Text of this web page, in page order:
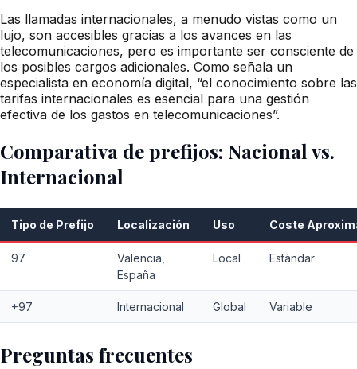
Las llamadas internacionales, a menudo vistas como un
lujo, son accesibles gracias a los avances en las
telecomunicaciones, pero es importante ser consciente de
los posibles cargos adicionales. Como señala un
especialista en economía digital, “el conocimiento sobre las
tarifas internacionales es esencial para una gestión
efectiva de los gastos en telecomunicaciones”.
Comparativa de prefijos: Nacional vs.
Internacional
Tipo de Prefijo Localización Uso Coste
97
Valencia,
España
Local Estándar
+97 Internacional Global Variable
Preguntas frecuentes